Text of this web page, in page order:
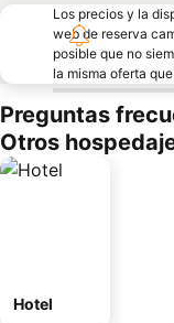
Los precios y la
web de reserva
posible que no
la misma oferta
Preguntas
Otros
Hotel